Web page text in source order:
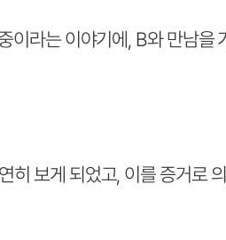
라는 이야기에, B와 만남을
보게 되었고, 이를 증거로